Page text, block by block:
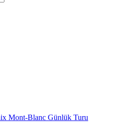
Mont-Blanc Günlük Turu